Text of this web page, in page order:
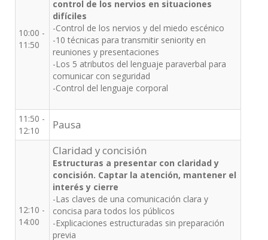
10:00 -
11:50
control de los nervios en situaciones
difíciles
-Control de los nervios y del miedo escénico
-10 técnicas para transmitir seniority en
reuniones y presentaciones
-Los 5 atributos del lenguaje paraverbal para
comunicar con seguridad
-Control del lenguaje corporal
11:50 -
12:10
Pausa
12:10 -
14:00
Claridad y concisión
Estructuras a presentar con claridad y
concisión. Captar la atención, mantener el
interés y cierre
-Las claves de una comunicación clara y
concisa para todos los públicos
-Explicaciones estructuradas sin preparación
previa